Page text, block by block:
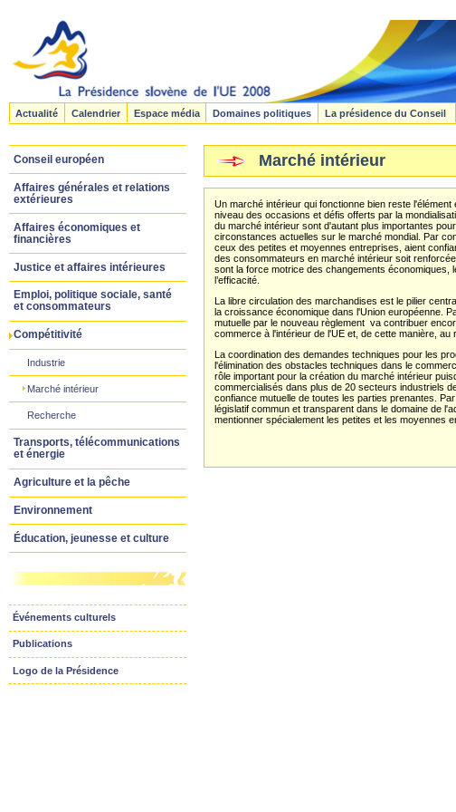
Actualité Calendrier Espace média Domaines politiques La présidence du Conseil
Conseil européen
Affaires générales et relations
extérieures
Affaires économiques et
financières
Justice et affaires intérieures
Emploi, politique sociale, santé
et consommateurs
Compétitivité
Industrie
Marché intérieur
Recherche
Transports, télécommunications
et énergie
Agriculture et la pêche
Environnement
Éducation, jeunesse et culture
Événements culturels
Publications
Logo de la Présidence
Marché intérieur
Un marché intérieur qui fonctionne bien reste
niveau des occasions et défis offerts par la
du marché intérieur sont d'autant plus importantes
circonstances actuelles sur le marché mondial. Par
ceux des petites et moyennes entreprises, aient
des consommateurs en marché intérieur soit
sont la force motrice des changements
l’efficacité.
La libre circulation des marchandises est le pilier
la croissance économique dans l'Union européenne.
mutuelle par le nouveau règlement va contribuer
commerce à l'intérieur de l'UE et, de cette manière, au
La coordination des demandes techniques pour les
l'élimination des obstacles techniques dans le
rôle important pour la création du marché intérieur
commercialisés dans plus de 20 secteurs industriels
confiance mutuelle de toutes les parties prenantes.
législatif commun et transparent dans le domaine de
mentionner spécialement les petites et les moyennes